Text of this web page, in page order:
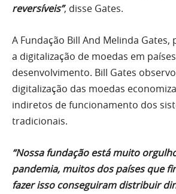
reversíveis”, disse Gates.
A Fundação Bill And Melinda
a digitalização de moedas em
desenvolvimento. Bill Gates
digitalização das moedas
indiretos de funcionamento dos
tradicionais.
“Nossa fundação está muito
pandemia, muitos dos países que
fazer isso conseguiram distribuir